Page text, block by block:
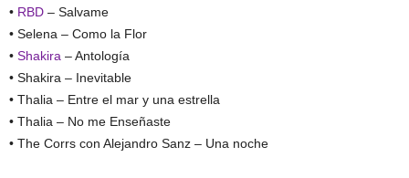
• RBD – Salvame
• Selena – Como la Flor
• Shakira – Antología
• Shakira – Inevitable
• Thalia – Entre el mar y una estrella
• Thalia – No me Enseñaste
• The Corrs con Alejandro Sanz – Una noche